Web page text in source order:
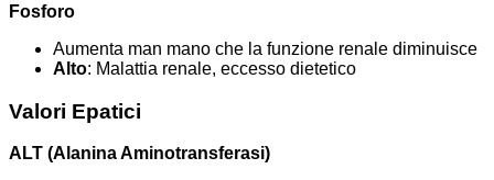
Fosforo
Aumenta man mano che la funzione renale diminuisce
Alto: Malattia renale, eccesso dietetico
Valori Epatici
ALT (Alanina Aminotransferasi)